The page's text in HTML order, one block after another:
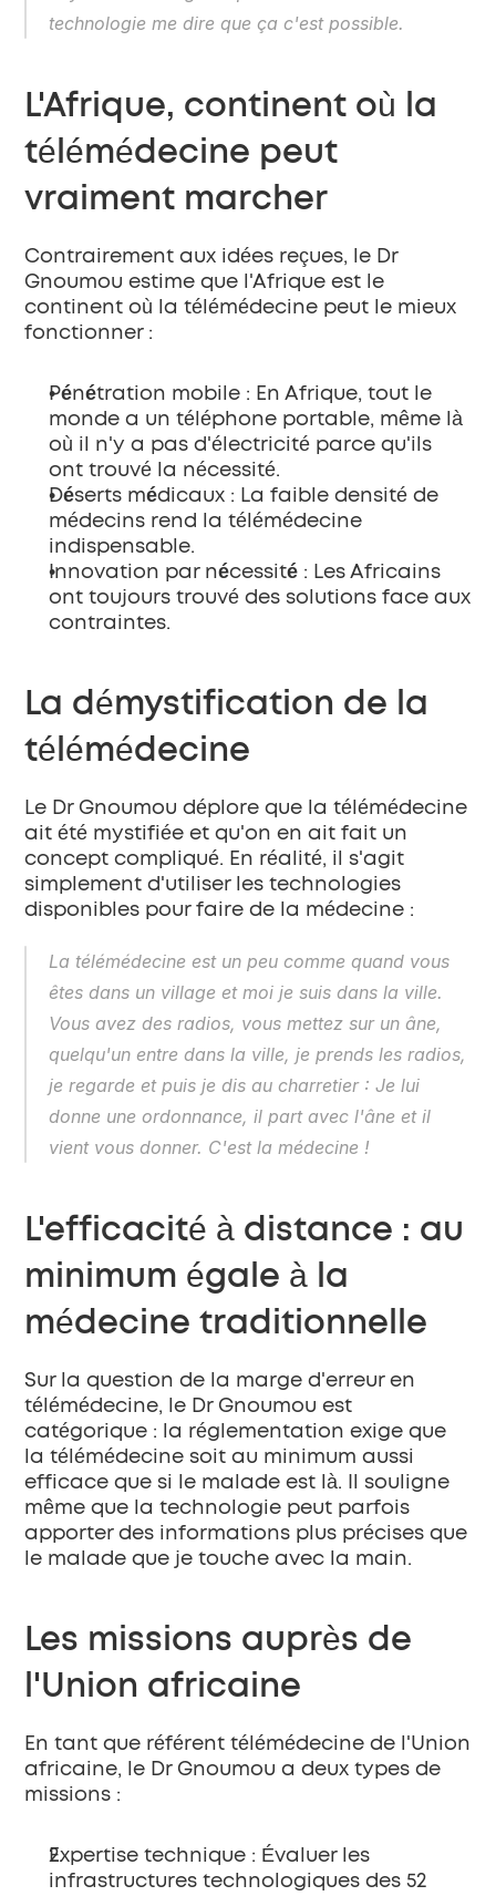
technologie me dire que ça c'est possible.
L'Afrique, continent où la
télémédecine peut
vraiment marcher
Contrairement aux idées reçues, le Dr
Gnoumou estime que l'Afrique est le
continent où la télémédecine peut le mieux
fonctionner :
Pénétration mobile : En Afrique, tout le
monde a un téléphone portable, même là
où il n'y a pas d'électricité parce qu'ils
ont trouvé la nécessité.
Déserts médicaux : La faible densité de
médecins rend la télémédecine
indispensable.
Innovation par nécessité : Les Africains
ont toujours trouvé des solutions face aux
contraintes.
La démystification de la
télémédecine
Le Dr Gnoumou déplore que la télémédecine
ait été mystifiée et qu'on en ait fait un
concept compliqué. En réalité, il s'agit
simplement d'utiliser les technologies
disponibles pour faire de la médecine :
La télémédecine est un peu comme quand vous
êtes dans un village et moi je suis dans la ville.
Vous avez des radios, vous mettez sur un âne,
quelqu'un entre dans la ville, je prends les radios,
je regarde et puis je dis au charretier : Je lui
donne une ordonnance, il part avec l'âne et il
vient vous donner. C'est la médecine !
L'efficacité à distance : au
minimum égale à la
médecine traditionnelle
Sur la question de la marge d'erreur en
télémédecine, le Dr Gnoumou est
catégorique : la réglementation exige que
la télémédecine soit au minimum aussi
efficace que si le malade est là. Il souligne
même que la technologie peut parfois
apporter des informations plus précises que
le malade que je touche avec la main.
Les missions auprès de
l'Union africaine
En tant que référent télémédecine de l'Union
africaine, le Dr Gnoumou a deux types de
missions :
Expertise technique : Évaluer les
infrastructures technologiques des 52